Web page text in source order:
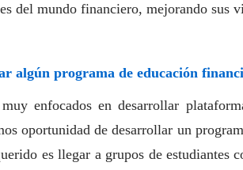
del mundo financiero, mejorando sus
algún programa de educación
enfocados en desarrollar
oportunidad de desarrollar un
es llegar a grupos de estudiantes